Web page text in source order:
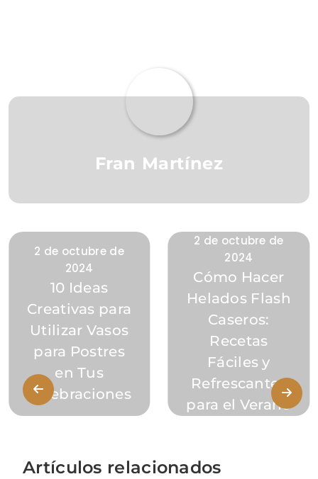
Fran Martínez
2 de octubre de
2024
10 Ideas
Creativas para
Utilizar Vasos
para Postres
en Tus
Celebraciones
2 de octubre de
2024
Cómo Hacer
Helados Flash
Caseros:
Recetas
Fáciles y
Refrescantes
para el Verano
Artículos relacionados